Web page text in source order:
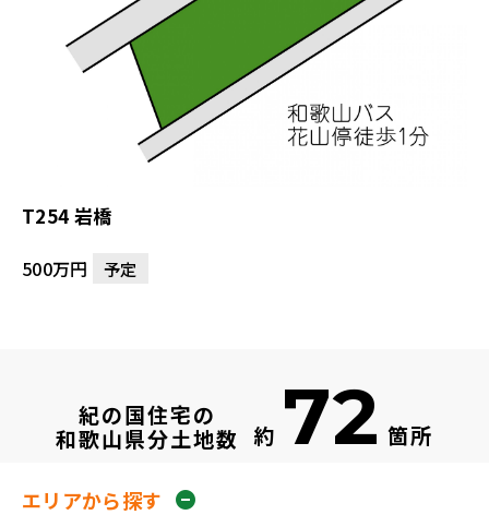
T254 岩橋
500万円 予定
紀の国住宅の
和歌山県分土地数 約 72 箇所
エリアから探す